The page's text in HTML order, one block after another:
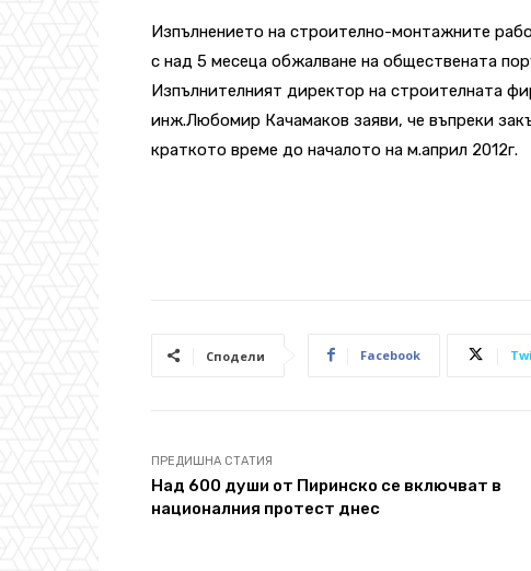
Изпълнението на строително-монтажните
с над 5 месеца обжалване на обществената
Изпълнителният директор на строителната
инж.Любомир Качамаков заяви, че въпреки
краткото време до началото на м.април 2012г.
Сподели Facebook
ПРЕДИШНА СТАТИЯ
Над 600 души от Пиринско се включват в
националния протест днес